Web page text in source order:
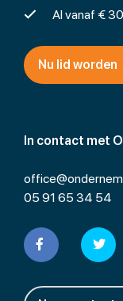
In contact met
05 91 65 34 54
Al vanaf €
Nu lid worden